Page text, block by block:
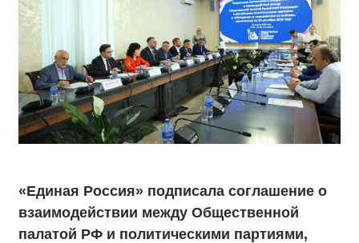
«Единая Россия» подписала соглашение о
взаимодействии между Общественной
палатой РФ и политическими партиями,